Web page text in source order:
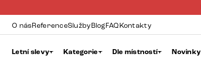
O násReferenceSlužbyBlogFAQKontakty
Letní slevy Kategorie Dle místností Novinky